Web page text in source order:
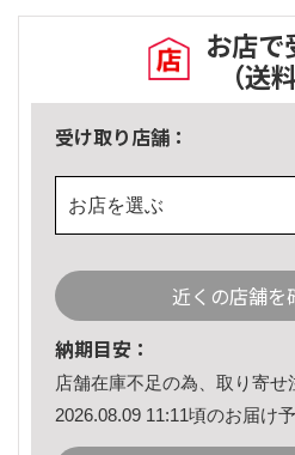
お店で
（送
受け取り店舗：
お店を選ぶ
近くの店舗を
納期目安：
店舗在庫不足の為、取り寄せ
2026.08.09 11:11頃のお届け予